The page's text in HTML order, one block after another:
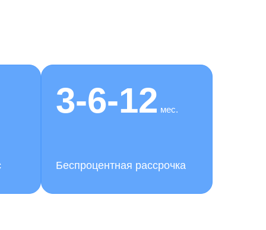
3-6-12 мес.
Беспроцентная рассрочка